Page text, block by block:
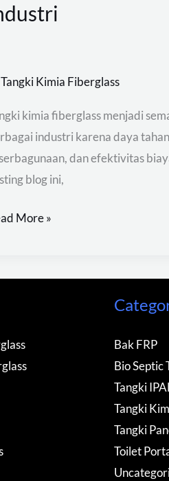
Tangki Kimia Fiberglass
kimia fiberglass menjadi
industri karena daya
dan efektivitas
blog ini,
More »
Bak FRP
Bio Septic
Tangki
Tangki
Tangki
Toilet